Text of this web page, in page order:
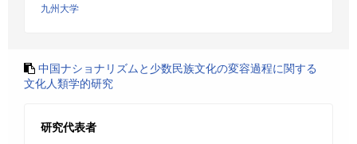
九州大学
中国ナショナリズムと少数民族文化の変容過程に関する
文化人類学的研究
研究代表者